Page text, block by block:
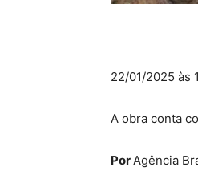
22/01/2025 às
A obra conta
PorAgência